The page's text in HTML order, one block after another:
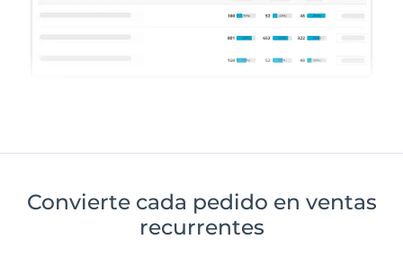
Convierte cada pedido en ventas
recurrentes